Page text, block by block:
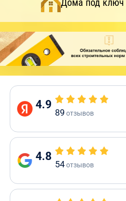
Дома под ключ
4.9
89 отзывов
4.8
54отзывов